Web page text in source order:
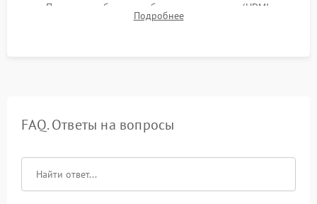
Проверка работоспособности всех портов (HDMI,
DisplayPort, VGA) и кнопок управления под нагрузкой в
Подробнее
FAQ. Ответы на вопросы